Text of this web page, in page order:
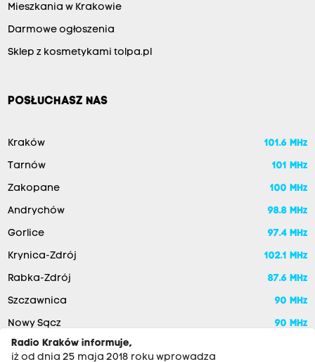
Mieszkania w Krakowie
Darmowe ogłoszenia
Sklep z kosmetykami tolpa.pl
POSŁUCHASZ NAS
Kraków 101.6 MHz
Tarnów 101 MHz
Zakopane 100 MHz
Andrychów 98.8 MHz
Gorlice 97.4 MHz
Krynica-Zdrój 102.1 MHz
Rabka-Zdrój 87.6 MHz
Szczawnica 90 MHz
Nowy Sącz
90 MHz
Radio Kraków informuje,
iż od dnia 25 maja 2018 roku wprowadza